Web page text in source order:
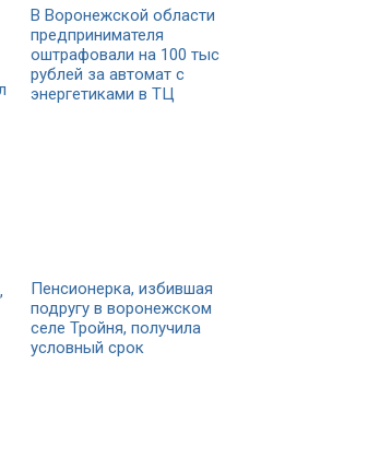
В Воронежской области
предпринимателя
оштрафовали на 100 тыс
рублей за автомат с
энергетиками в ТЦ
Пенсионерка, избившая
подругу в воронежском
селе Тройня, получила
условный срок